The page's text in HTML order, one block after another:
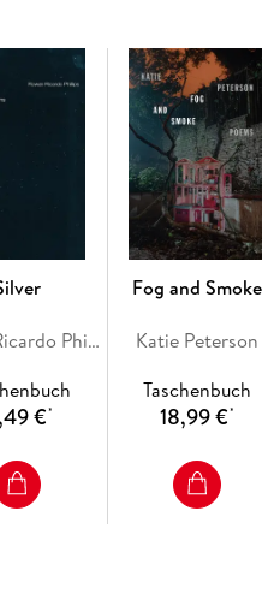
hymn that inspired a
dreamy, kaleidoscopic,
of satirical, allusive, tender,
makes spaces for intimacy
an off-key melody / for the
for the pleasure of live-
Rowan Ricardo Phillips
€*
Fog and Smoke
Katie Peterson
Taschenbuch
18,99 €*